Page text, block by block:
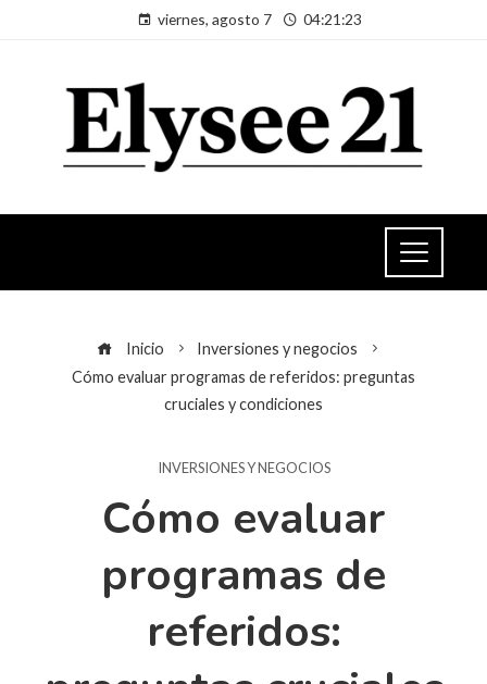
viernes, agosto 7 04:21:24
Inicio
Inversiones y negocios
Cómo evaluar programas de referidos: preguntas
cruciales y condiciones
INVERSIONES Y NEGOCIOS
Cómo evaluar
programas de
referidos: